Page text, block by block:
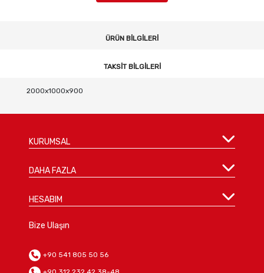
ÜRÜN BILGILERI
TAKSIT BILGILERI
2000x1000x900
KURUMSAL
DAHA FAZLA
HESABIM
Bize Ulaşın
+90 541 805 50 56